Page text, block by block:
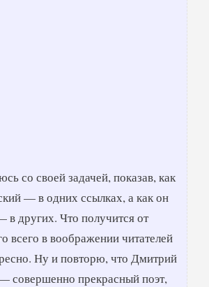
со своей задачей, показав, как
— в одних ссылках, а как он
в других. Что получится от
всего в воображении читателей
Ну и повторю, что Дмитрий
совершенно прекрасный поэт,